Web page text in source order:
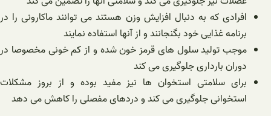
افرادی که به دنبال افزایش وزن هستند می توانند ماکارونی را در
برنامه غذایی خود بگنجانند و از آنها استفاده نمایند
موجب تولید سلول های قرمز خون شده و از کم خونی مخصوصا در
دوران بارداری جلوگیری می کند
برای سلامتی استخوان ها نیز مفید بوده و از بروز مشکلات
استخوانی جلوگیری می کند و دردهای مفصلی را کاهش می دهد